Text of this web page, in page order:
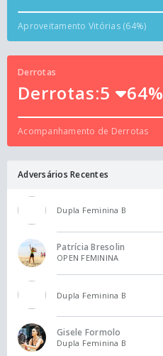
Aproveitamento Vitórias (64%)
Derrotas
Derrotas:5 64%
Acompanhamento de Derrotas
Adversários Recentes
Dupla Feminina B
Patrícia Bresolin
OPEN FEMININA
Dupla Feminina B
Gisele Formolo
Dupla Feminina B